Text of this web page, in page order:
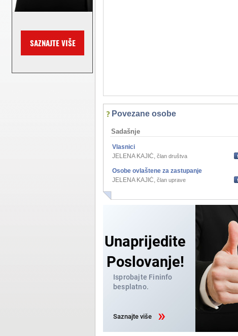
Povezane osobe
Sadašnje
Vlasnici
JELENA KAJIĆ, član društva
Osobe ovlaštene za zastupanje
JELENA KAJIĆ, član uprave